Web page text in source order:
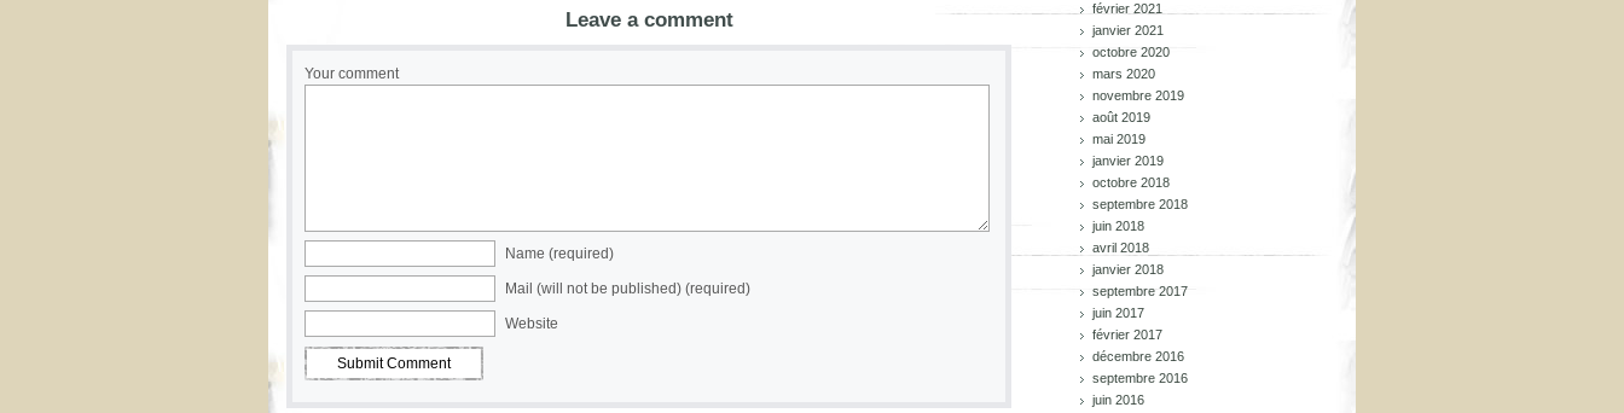
Leave a comment
Your comment
Name (required)
Mail (will not be published) (required)
Website
février 2021
janvier 2021
octobre 2020
mars 2020
novembre 2019
août 2019
mai 2019
janvier 2019
octobre 2018
septembre 2018
juin 2018
avril 2018
janvier 2018
septembre 2017
juin 2017
février 2017
décembre 2016
septembre 2016
juin 2016